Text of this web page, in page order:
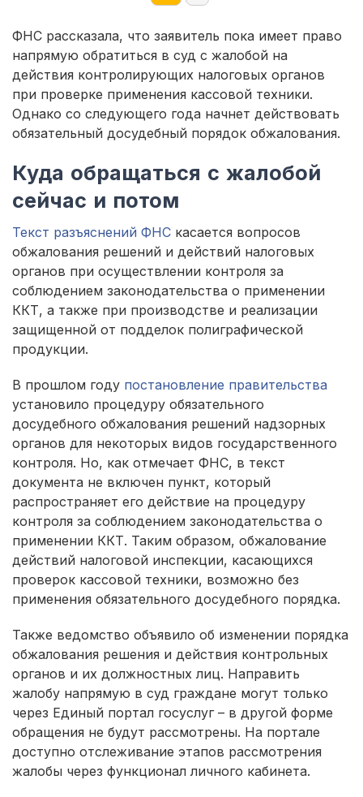
ФНС рассказала, что заявитель пока имеет право
напрямую обратиться в суд с жалобой на
действия контролирующих налоговых органов
при проверке применения кассовой техники.
Однако со следующего года начнет действовать
обязательный досудебный порядок обжалования.
Куда обращаться с жалобой
сейчас и потом
Текст разъяснений ФНС касается вопросов
обжалования решений и действий налоговых
органов при осуществлении контроля за
соблюдением законодательства о применении
ККТ, а также при производстве и реализации
защищенной от подделок полиграфической
продукции.
В прошлом году постановление правительства
установило процедуру обязательного
досудебного обжалования решений надзорных
органов для некоторых видов государственного
контроля. Но, как отмечает ФНС, в текст
документа не включен пункт, который
распространяет его действие на процедуру
контроля за соблюдением законодательства о
применении ККТ. Таким образом, обжалование
действий налоговой инспекции, касающихся
проверок кассовой техники, возможно без
применения обязательного досудебного порядка.
Также ведомство объявило об изменении порядка
обжалования решения и действия контрольных
органов и их должностных лиц. Направить
жалобу напрямую в суд граждане могут только
через Единый портал госуслуг – в другой форме
обращения не будут рассмотрены. На портале
доступно отслеживание этапов рассмотрения
жалобы через функционал личного кабинета.